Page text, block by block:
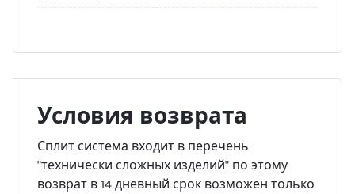
Условия возврата
Сплит система входит в перечень
"технически сложных изделий" по этому
возврат в 14 дневный срок возможен только